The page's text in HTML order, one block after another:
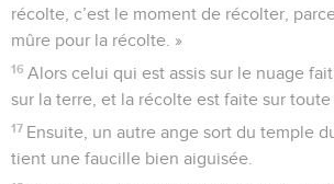
récolte, c’est le moment de récolter,
mûre pour la récolte. »
16 Alors celui qui est assis sur le nuage
sur la terre, et la récolte est faite sur toute
17 Ensuite, un autre ange sort du temple
tient une faucille bien aiguisée.